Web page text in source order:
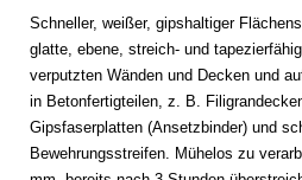
Schneller, weißer, gipshaltiger
glatte, ebene, streich- und
verputzten Wänden und Decken und
in Betonfertigteilen, z. B.
Gipsfaserplatten (Ansetzbinder) und
Bewehrungsstreifen. Mühelos zu